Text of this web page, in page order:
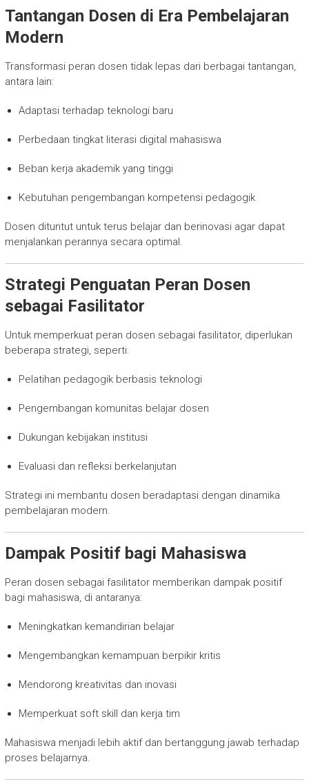
Tantangan Dosen di Era Pembelajaran
Modern
Transformasi peran dosen tidak lepas dari berbagai tantangan,
antara lain:
Adaptasi terhadap teknologi baru
Perbedaan tingkat literasi digital mahasiswa
Beban kerja akademik yang tinggi
Kebutuhan pengembangan kompetensi pedagogik
Dosen dituntut untuk terus belajar dan berinovasi agar dapat
menjalankan perannya secara optimal.
Strategi Penguatan Peran Dosen
sebagai Fasilitator
Untuk memperkuat peran dosen sebagai fasilitator, diperlukan
beberapa strategi, seperti:
Pelatihan pedagogik berbasis teknologi
Pengembangan komunitas belajar dosen
Dukungan kebijakan institusi
Evaluasi dan refleksi berkelanjutan
Strategi ini membantu dosen beradaptasi dengan dinamika
pembelajaran modern.
Dampak Positif bagi Mahasiswa
Peran dosen sebagai fasilitator memberikan dampak positif
bagi mahasiswa, di antaranya:
Meningkatkan kemandirian belajar
Mengembangkan kemampuan berpikir kritis
Mendorong kreativitas dan inovasi
Memperkuat soft skill dan kerja tim
Mahasiswa menjadi lebih aktif dan bertanggung jawab terhadap
proses belajarnya.